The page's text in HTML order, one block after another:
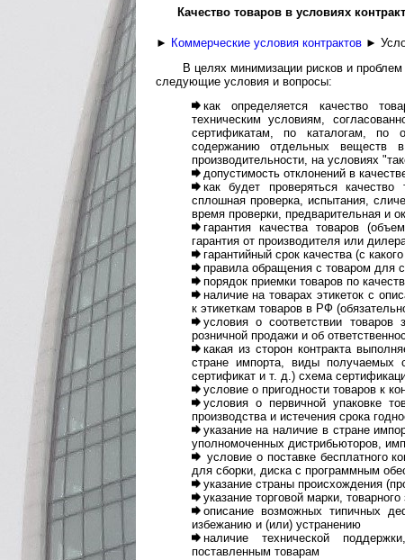
Качество товаров в условиях
► Коммерческие условия контрактов►
В целях минимизации рисков и проблем
следующие условия и вопросы:
как определяется качество
техническим условиям,
сертификатам, по каталогам, по
содержанию отдельных веществ
производительности, на условиях
допустимость отклонений в
как будет проверяться качество
сплошная проверка, испытания,
время проверки, предварительная и
гарантия качества товаров
гарантия от производителя или
гарантийный срок качества (с
правила обращения с товаром для
порядок приемки товаров по
наличие на товарах этикеток с
к этикеткам товаров в РФ
условия о соответствии товаров
розничной продажи и об
какая из сторон контракта
стране импорта, виды получаемых
сертификат и т. д.) схема
условие о пригодности товаров к
условия о первичной упаковке
производства и истечения срока
указание на наличие в стране
уполномоченных дистрибьюторов,
условие о поставке бесплатного
для сборки, диска с программным
указание страны происхождения
указание торговой марки, товарного
описание возможных типичных
избежанию и (или) устранению
наличие технической
поставленным товарам